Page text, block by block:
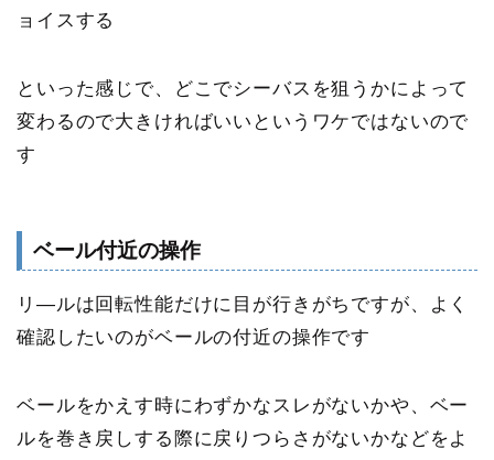
ョイスする
といった感じで、どこでシーバスを狙うかによって
変わるので大きければいいというワケではないので
す
ベール付近の操作
リ―ルは回転性能だけに目が行きがちですが、よく
確認したいのがベールの付近の操作です
ベールをかえす時にわずかなスレがないかや、ベー
ルを巻き戻しする際に戻りつらさがないかなどをよ